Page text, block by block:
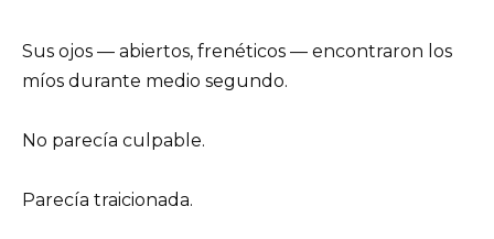
Sus ojos — abiertos, frenéticos — encontraron los
míos durante medio segundo.
No parecía culpable.
Parecía traicionada.